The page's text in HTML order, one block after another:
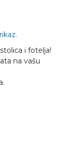
i fotelja!
na vašu